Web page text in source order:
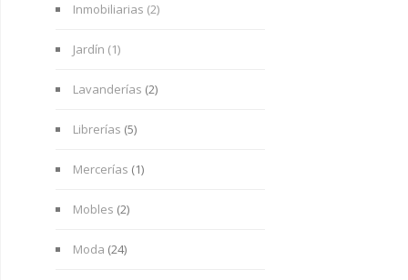
Inmobiliarias (2)
Jardín (1)
Lavanderías (2)
Librerías (5)
Mercerías (1)
Mobles (2)
Moda (24)